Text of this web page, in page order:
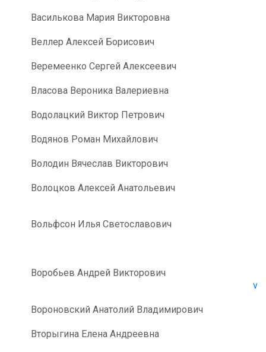
Василькова Мария Викторовна
Веллер Алексей Борисович
Веремеенко Сергей Алексеевич
Власова Вероника Валериевна
Водолацкий Виктор Петрович
Водянов Роман Михайлович
Володин Вячеслав Викторович
Волоцков Алексей Анатольевич
Вольфсон Илья Светославович
Воробьев Андрей Викторович
Вороновский Анатолий Владимирович
Вторыгина Елена Андреевна